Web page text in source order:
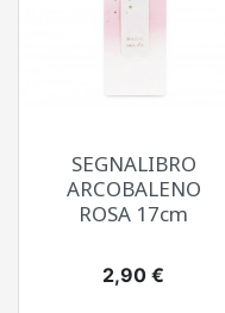
SEGNALIBRO
ARCOBALENO
ROSA 17cm
Prezzo
2,90 €